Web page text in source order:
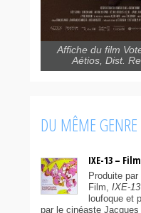
Affiche du film
Aétios, Dist.
DU MÊME GENRE
IXE-13 –
Produite
Film, IXE-13
loufoque et
par le cinéaste Jacques